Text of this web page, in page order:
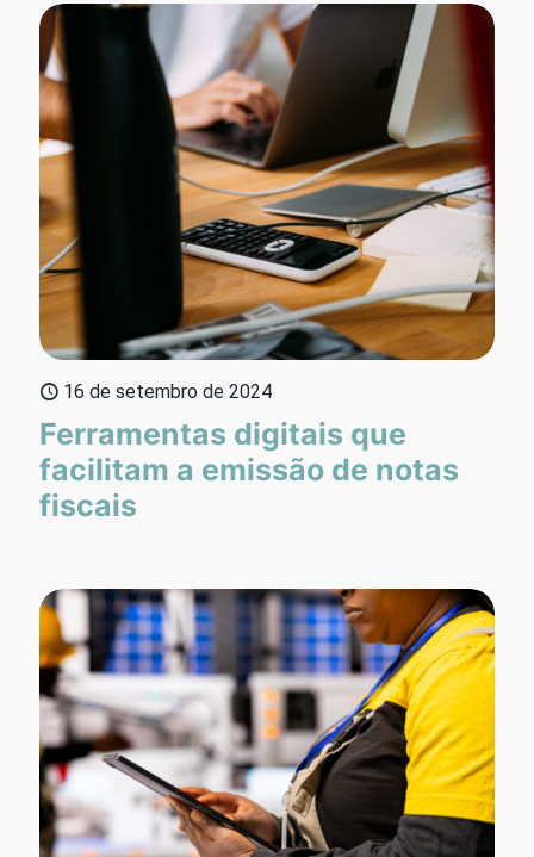
16 de setembro de 2024
Ferramentas digitais que
facilitam a emissão de notas
fiscais